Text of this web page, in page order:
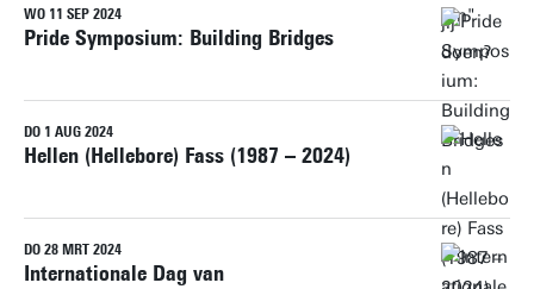
WO 11 SEP 2024
Pride Symposium: Building Bridges
DO 1 AUG 2024
Hellen (Hellebore) Fass (1987 – 2024)
DO 28 MRT 2024
Internationale Dag van